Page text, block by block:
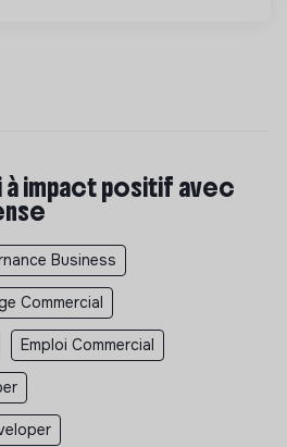
à impact positif avec
Business
Commercial
Emploi Commercial